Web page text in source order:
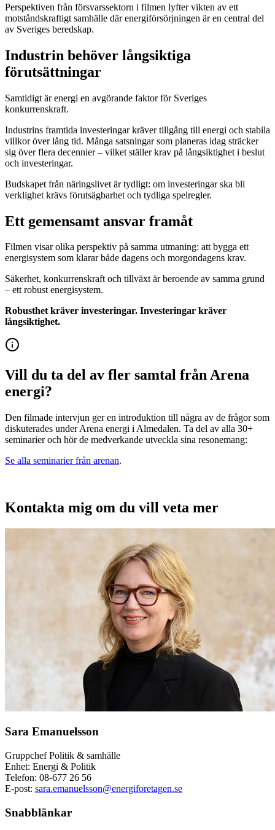
Perspektiven från försvarssektorn i filmen lyfter vikten av ett
motståndskraftigt samhälle där energiförsörjningen är en central del
av Sveriges beredskap.
Industrin behöver långsiktiga
förutsättningar
Samtidigt är energi en avgörande faktor för Sveriges
konkurrenskraft.
Industrins framtida investeringar kräver tillgång till energi och stabila
villkor över lång tid. Många satsningar som planeras idag sträcker
sig över flera decennier – vilket ställer krav på långsiktighet i beslut
och investeringar.
Budskapet från näringslivet är tydligt: om investeringar ska bli
verklighet krävs förutsägbarhet och tydliga spelregler.
Ett gemensamt ansvar framåt
Filmen visar olika perspektiv på samma utmaning: att bygga ett
energisystem som klarar både dagens och morgondagens krav.
Säkerhet, konkurrenskraft och tillväxt är beroende av samma grund
– ett robust energisystem.
Robusthet kräver investeringar. Investeringar kräver
långsiktighet.
Vill du ta del av fler samtal från Arena
energi?
Den filmade intervjun ger en introduktion till några av de frågor som
diskuterades under Arena energi i Almedalen. Ta del av alla 30+
seminarier och hör de medverkande utveckla sina resonemang:
Se alla seminarier från arenan.
Kontakta mig om du vill veta mer
Sara Emanuelsson
Gruppchef Politik & samhälle
Enhet: Energi & Politik
Telefon: 08-677 26 56
E-post: sara.emanuelsson@energiforetagen.se
Snabblänkar